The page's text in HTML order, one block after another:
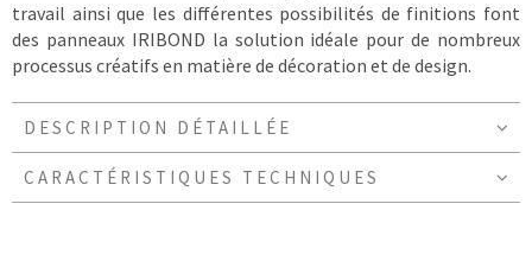
travail ainsi que les différentes possibilités de finitions font
des panneaux IRIBOND la solution idéale pour de nombreux
processus créatifs en matière de décoration et de design.
DESCRIPTION DÉTAILLÉE
CARACTÉRISTIQUES TECHNIQUES